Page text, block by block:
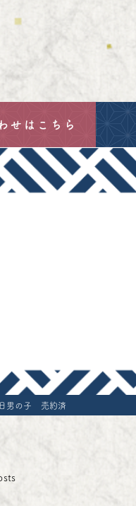
Oldest Breeder
せはこちら
男の子 売約済